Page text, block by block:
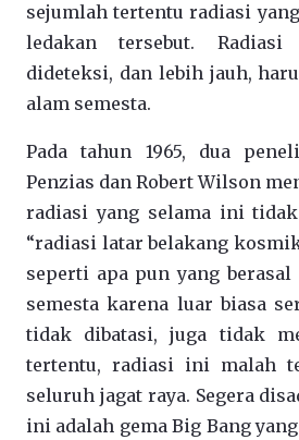
sejumlah tertentu radiasi
ledakan tersebut.
dideteksi, dan lebih jauh,
alam semesta.
Pada tahun 1965, dua
Penzias dan Robert Wilson
radiasi yang selama ini
“radiasi latar belakang
seperti apa pun yang
semesta karena luar biasa
tidak dibatasi, juga tidak
tertentu, radiasi ini malah
seluruh jagat raya. Segera
ini adalah gema Big Bang